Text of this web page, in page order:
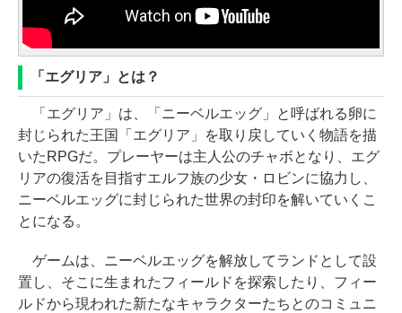
「エグリア」とは？
「エグリア」は、「ニーベルエッグ」と呼ばれる卵に
封じられた王国「エグリア」を取り戻していく物語を描
いたRPGだ。プレーヤーは主人公のチャボとなり、エグ
リアの復活を目指すエルフ族の少女・ロビンに協力し、
ニーベルエッグに封じられた世界の封印を解いていくこ
とになる。
ゲームは、ニーベルエッグを解放してランドとして設
置し、そこに生まれたフィールドを探索したり、フィー
ルドから現われた新たなキャラクターたちとのコミュニ